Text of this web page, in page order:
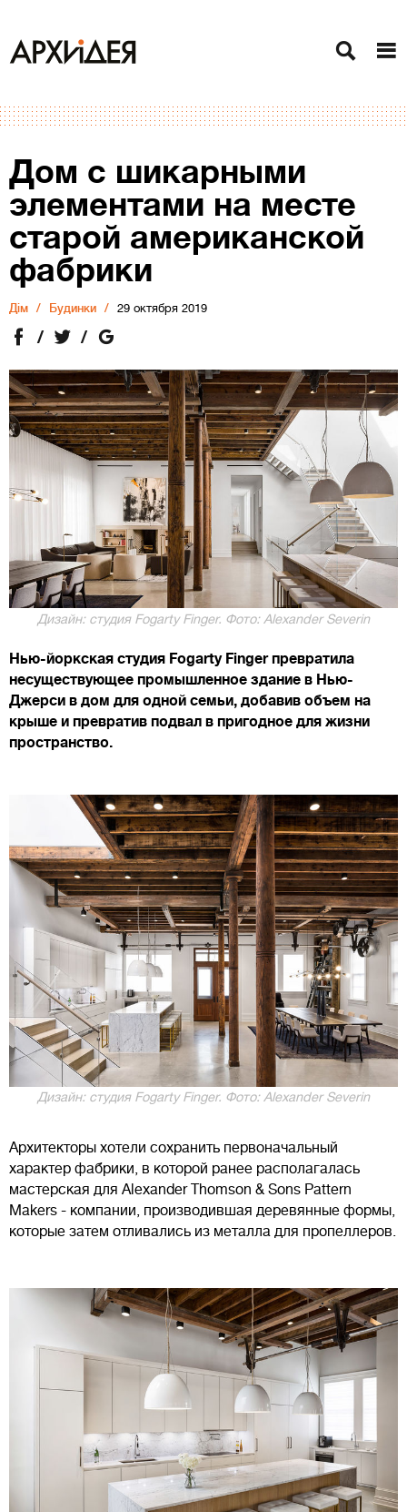
Дом с шикарными
элементами на месте
старой американской
фабрики
Дiм Будинки 29 октября 2019
Дизайн: студия Fogarty Finger. Фото: Alexander Severin
Нью-йоркская студия Fogarty Finger превратила
несуществующее промышленное здание в Нью-
Джерси в дом для одной семьи, добавив объем на
крыше и превратив подвал в пригодное для жизни
пространство.
Дизайн: студия Fogarty Finger. Фото: Alexander Severin
Архитекторы хотели сохранить первоначальный
характер фабрики, в которой ранее располагалась
мастерская для Alexander Thomson & Sons Pattern
Makers - компании, производившая деревянные формы,
которые затем отливались из металла для пропеллеров.